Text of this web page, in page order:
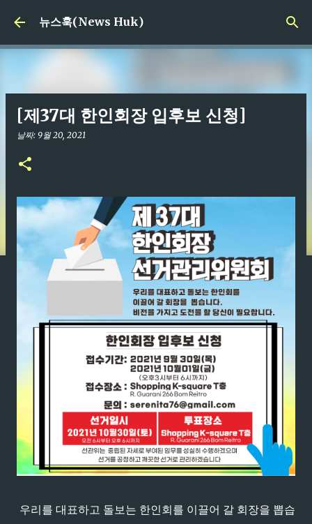
기본 콘텐츠로 건너뛰기
뉴스훅(News Huk)
[제37대 한인회장 입후보 신청]
날짜: 9월 20, 2021
우리를 대표하고 돌보는 한인회를 이끌어 갈 회장을 뽑습